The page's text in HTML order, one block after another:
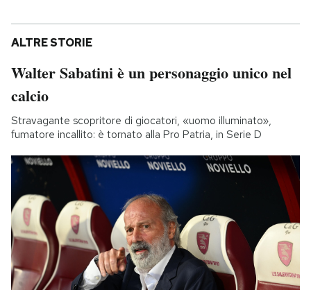
ALTRE STORIE
Walter Sabatini è un personaggio unico nel
calcio
Stravagante scopritore di giocatori, «uomo illuminato»,
fumatore incallito: è tornato alla Pro Patria, in Serie D